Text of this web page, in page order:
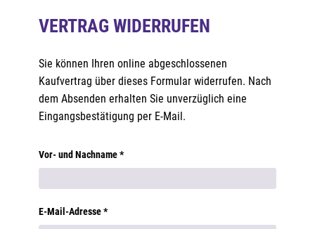
VERTRAG WIDERRUFEN
Sie können Ihren online abgeschlossenen
Kaufvertrag über dieses Formular widerrufen. Nach
dem Absenden erhalten Sie unverzüglich eine
Eingangsbestätigung per E-Mail.
Vor- und Nachname *
E-Mail-Adresse *